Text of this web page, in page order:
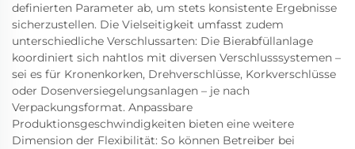
definierten Parameter ab, um stets konsistente Ergebnisse
sicherzustellen. Die Vielseitigkeit umfasst zudem
unterschiedliche Verschlussarten: Die Bierabfüllanlage
koordiniert sich nahtlos mit diversen Verschlusssystemen –
sei es für Kronenkorken, Drehverschlüsse, Korkverschlüsse
oder Dosenversiegelungsanlagen – je nach
Verpackungsformat. Anpassbare
Produktionsgeschwindigkeiten bieten eine weitere
Dimension der Flexibilität: So können Betreiber bei